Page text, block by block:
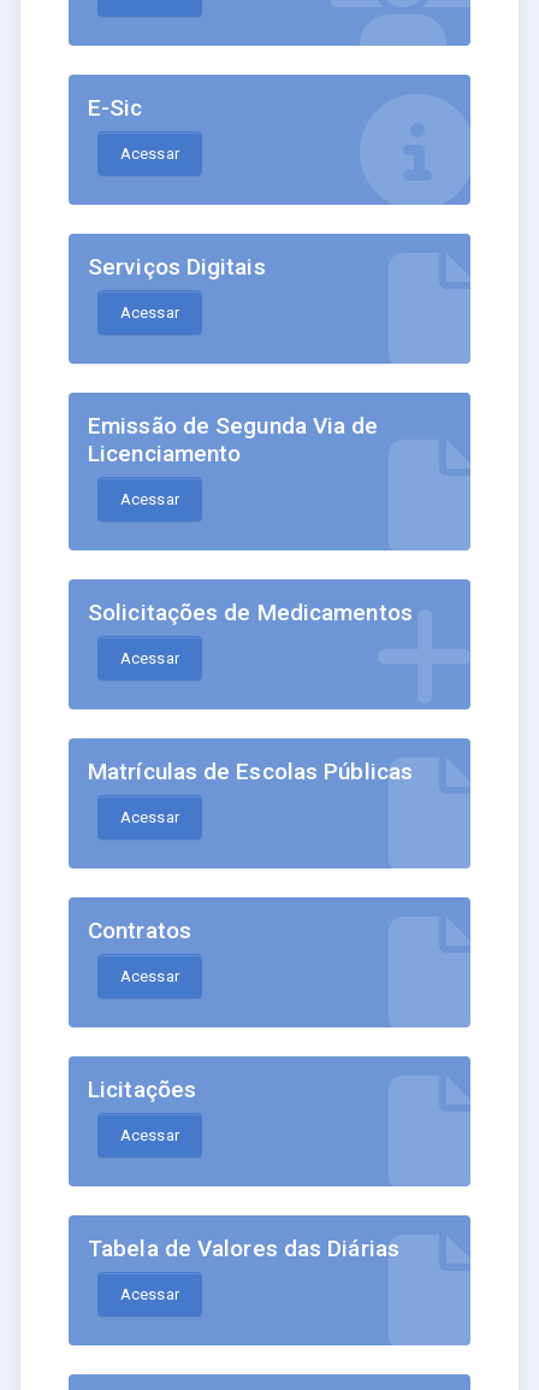
E-Sic
Acessar
Serviços Digitais
Acessar
Emissão de Segunda Via de
Licenciamento
Acessar
Solicitações de Medicamentos
Acessar
Matrículas de Escolas Públicas
Acessar
Contratos
Acessar
Licitações
Acessar
Tabela de Valores das Diárias
Acessar